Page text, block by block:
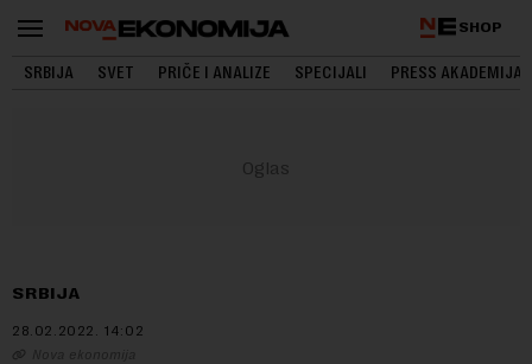
SHOP
SRBIJA SVET PRIČE I ANALIZE SPECIJALI PRESS AKADEMIJA
SRBIJA
28.02.2022. 14:02
Nova ekonomija